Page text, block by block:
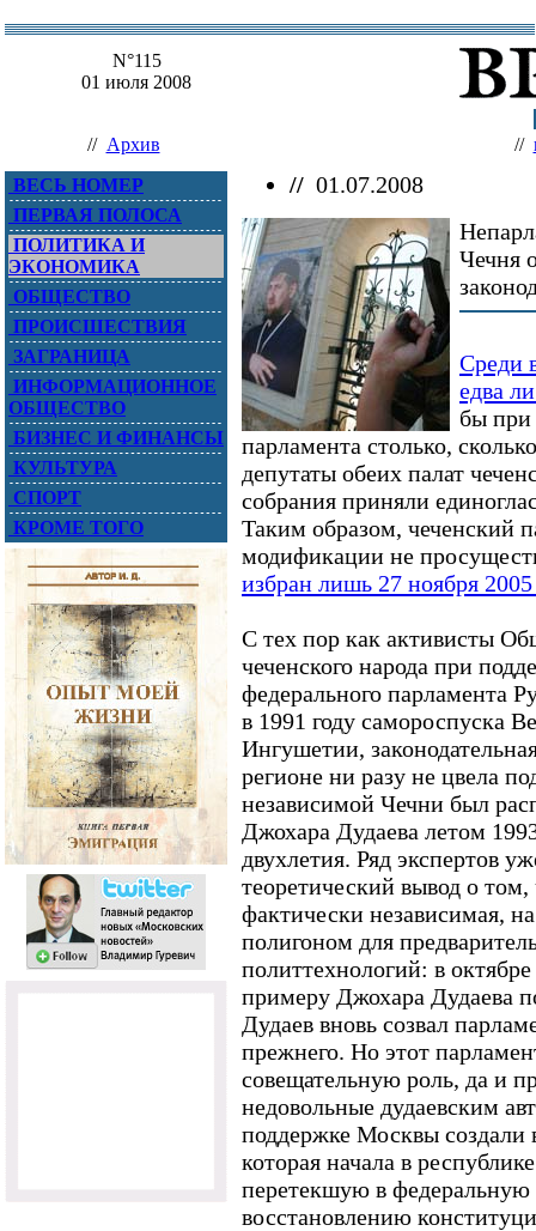
N°115
01 июля 2008
// Архив //
ВЕСЬ НОМЕР
ПЕРВАЯ ПОЛОСА
ПОЛИТИКА И
ЭКОНОМИКА
ОБЩЕСТВО
ПРОИСШЕСТВИЯ
ЗАГРАНИЦА
ИНФОРМАЦИОННОЕ
ОБЩЕСТВО
БИЗНЕС И ФИНАНСЫ
КУЛЬТУРА
СПОРТ
КРОМЕ ТОГО
// 01.07.2008
Чечня
Среди
едва
бы при
парламента столько,
депутаты обеих палат
собрания приняли
Таким образом, чеченский
модификации не
избран лишь 27 ноября 2005
С тех пор как активисты
чеченского народа при
федерального парламента
в 1991 году самороспуска
Ингушетии,
регионе ни разу не цвела
независимой Чечни был
Джохара Дудаева летом
двухлетия. Ряд экспертов
теоретический вывод о
фактически независимая,
полигоном для
политтехнологий: в
примеру Джохара Дудаева
Дудаев вновь созвал
прежнего. Но этот
совещательную роль, да и
недовольные дудаевским
поддержке Москвы
которая начала в
перетекшую в
восстановлению